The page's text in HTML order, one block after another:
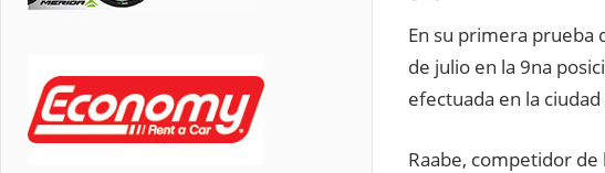
En su primera prueba
de julio en la 9na
efectuada en la
Raabe, competidor